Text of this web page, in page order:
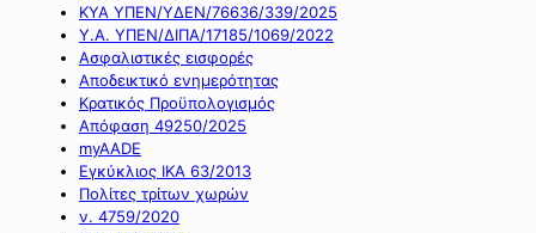
ΚΥΑ ΥΠΕΝ/ΥΔΕΝ/76636/339/2025
Υ.Α. ΥΠΕΝ/ΔΙΠΑ/17185/1069/2022
Ασφαλιστικές εισφορές
Αποδεικτικό ενημερότητας
Κρατικός Προϋπολογισμός
Απόφαση 49250/2025
myAADE
Εγκύκλιος ΙΚΑ 63/2013
Πολίτες τρίτων χωρών
ν. 4759/2020